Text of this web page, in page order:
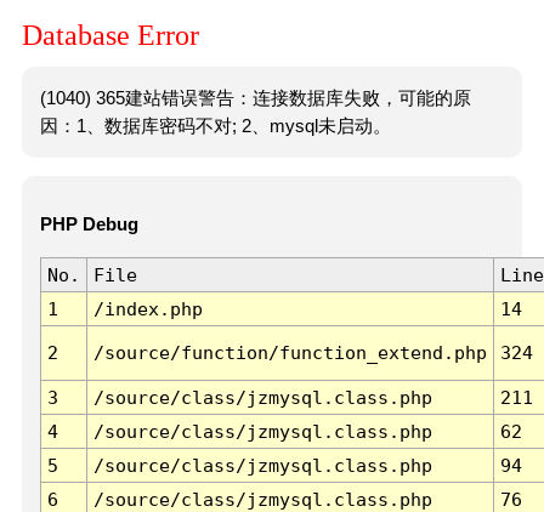
Database Error
(1040) 365建站错误警告：连接数据库失败，可能的原
因：1、数据库密码不对; 2、mysql未启动。
PHP Debug
No. File
Line
1
/index.php 14
2 /source/function/function_extend.php 324
3 /source/class/jzmysql.class.php
211
4
/source/class/jzmysql.class.php
62
5
/source/class/jzmysql.class.php
94
6
/source/class/jzmysql.class.php 76